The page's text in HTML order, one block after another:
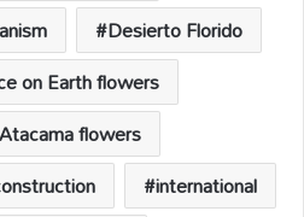
Desierto Florido
on Earth flowers
flowers
international